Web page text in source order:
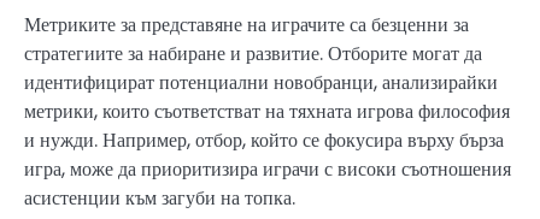
Метриките за представяне на играчите са безценни за
стратегиите за набиране и развитие. Отборите могат да
идентифицират потенциални новобранци, анализирайки
метрики, които съответстват на тяхната игрова философия
и нужди. Например, отбор, който се фокусира върху бърза
игра, може да приоритизира играчи с високи съотношения
асистенции към загуби на топка.